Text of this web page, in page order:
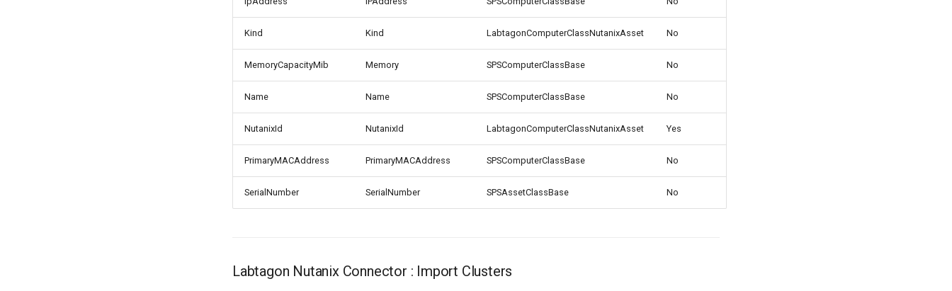
Kind Kind LabtagonComputerClassNutanixAsset No
MemoryCapacityMib Memory SPSComputerClassBase No
Name Name SPSComputerClassBase No
NutanixId NutanixId LabtagonComputerClassNutanixAsset Yes
PrimaryMACAddress PrimaryMACAddress SPSComputerClassBase No
SerialNumber SerialNumber SPSAssetClassBase No
Labtagon Nutanix Connector : Import Clusters